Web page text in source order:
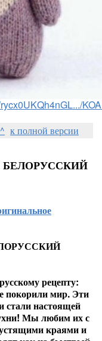
к полной версии
рецепту:
покорили мир. Эти
стали настоящей
Мы любим их с
краями и